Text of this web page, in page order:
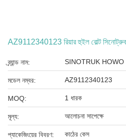
AZ9112340123 রিয়ার হুইল বোল্ট সিনোট্রুক
ব্র্যান্ড নাম: SINOTRUK HOWO
মডেল নম্বর: AZ9112340123
MOQ: 1 ধারক
মূল্য: আলোচনা সাপেক্ষে
প্যাকেজিংয়ের বিবরণ: কাঠের কেস